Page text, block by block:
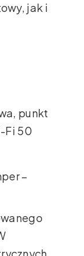
jak i
punkt
Fi 50
–